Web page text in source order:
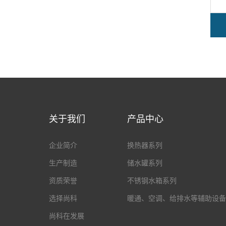
关于我们
企业简介
生产制造
资质荣誉
选择尚科
尚科在发展
产品中心
换热器系列
储水罐系列
不锈钢水箱系列
暖通、空调、给排水等辅助设备